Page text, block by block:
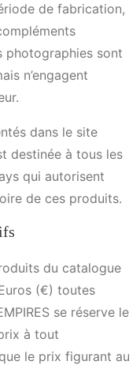
de fabrication,
photographies sont
n’engagent
dans le site
destinée à tous les
qui autorisent
de ces produits.
du catalogue
(€) toutes
se réserve le
à tout
le prix figurant au